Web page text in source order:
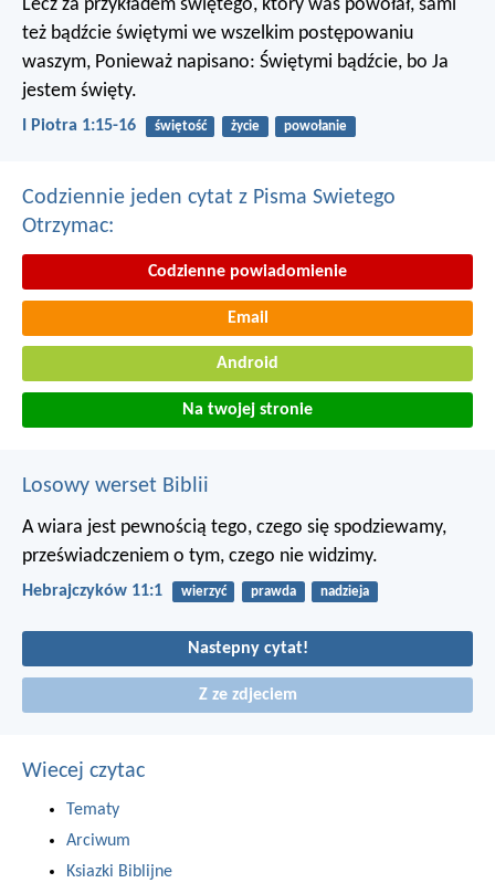
Lecz za przykładem świętego, który was powołał, sami
też bądźcie świętymi we wszelkim postępowaniu
waszym, Ponieważ napisano: Świętymi bądźcie, bo Ja
jestem święty.
I Piotra 1:15-16 świętość życie powołanie
Codziennie jeden cytat z Pisma Swietego
Otrzymac:
Codzienne powiadomienie
Email
Android
Na twojej stronie
Losowy werset Biblii
A wiara jest pewnością tego, czego się spodziewamy,
przeświadczeniem o tym, czego nie widzimy.
Hebrajczyków 11:1 wierzyć prawda nadzieja
Nastepny cytat!
Z ze zdjeciem
Wiecej czytac
Tematy
Arciwum
Ksiazki Biblijne